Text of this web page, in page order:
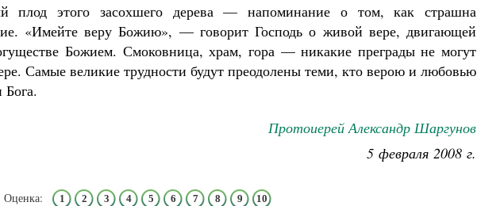
плод этого засохшего дерева — напоминание о том, как страшна
«Имейте веру Божию», — говорит Господь о живой вере, двигающей
Божием. Смоковница, храм, гора — никакие преграды не могут
Самые великие трудности будут преодолены теми, кто верою и любовью
Протоиерей Александр Шаргунов
5 февраля 2008 г.
Оценка: 1 2 3 4 5 6 7 8 9 10